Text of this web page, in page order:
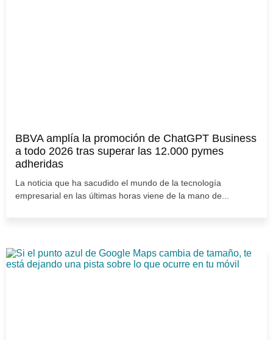
BBVA amplía la promoción de ChatGPT Business
a todo 2026 tras superar las 12.000 pymes
adheridas
La noticia que ha sacudido el mundo de la tecnología
empresarial en las últimas horas viene de la mano de...